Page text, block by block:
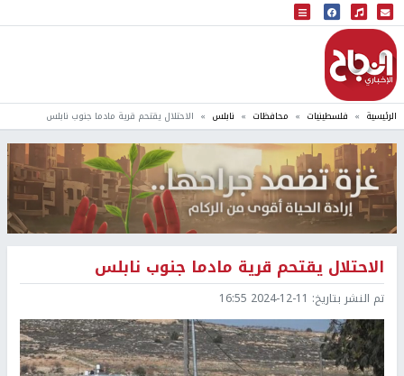
البث المباشر
إذاعة النجاح
الرئيسية فلسطينيات محافظات نابلس الاحتلال يقتحم قرية مادما جنوب نابلس
الاحتلال يقتحم قرية مادما جنوب نابلس
تم النشر بتاريخ: 2024-12-11 16:55